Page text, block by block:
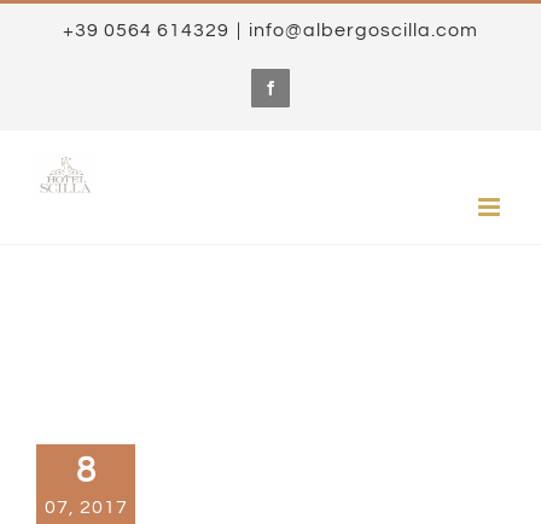
+39 0564 614329 | info@albergoscilla.com
8
07, 2017